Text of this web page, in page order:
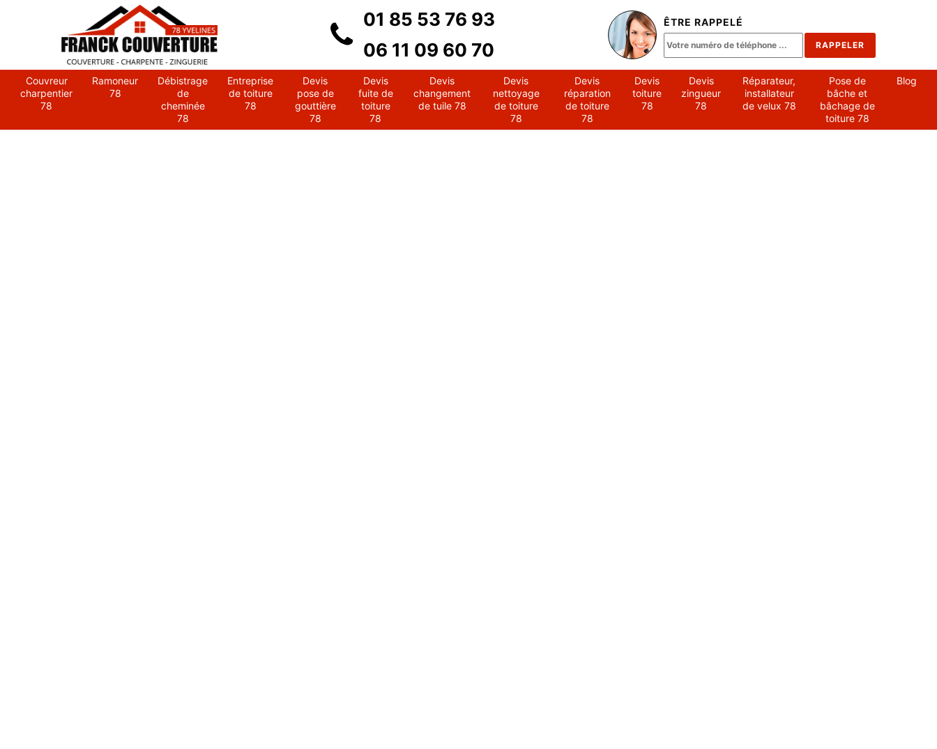
01 85 53 76 93
06 11 09 60 70
ÊTRE RAPPELÉ
Couvreur
charpentier
78
Ramoneur
78
Débistrage
de
cheminée
78
Entreprise
de toiture
78
Devis
pose de
gouttière
78
Devis
fuite de
toiture
78
Devis
changement
de tuile 78
Devis
nettoyage
de toiture
78
Devis
réparation
de toiture
78
Devis
toiture
78
Devis
zingueur
78
Réparateur,
installateur
de velux 78
Pose de
bâche et
bâchage de
toiture 78
Blog